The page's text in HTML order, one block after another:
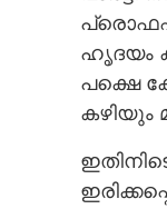
ഹൃദയം
പക്ഷെ
കഴിയും